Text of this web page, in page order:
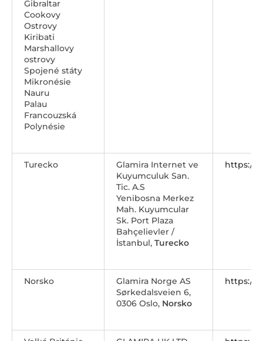
Gibraltar
Cookovy
Ostrovy
Kiribati
Marshallovy
ostrovy
Spojené státy
Mikronésie
Nauru
Palau
Francouzská
Polynésie
Turecko
Glamira Internet ve
Kuyumculuk San.
Tic. A.S
Yenibosna Merkez
Mah. Kuyumcular
Sk. Port Plaza
Bahçelievler /
İstanbul, Turecko
https://
Norsko
Glamira Norge AS
Sørkedalsveien 6,
0306 Oslo, Norsko
https://